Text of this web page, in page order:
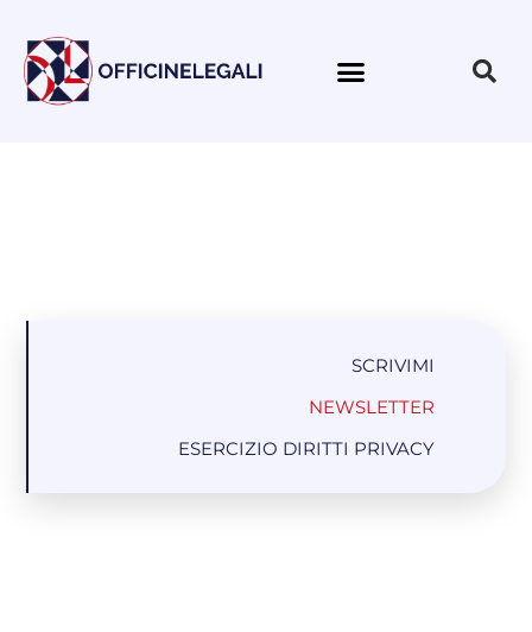
SCRIVIMI
NEWSLETTER
ESERCIZIO DIRITTI PRIVACY